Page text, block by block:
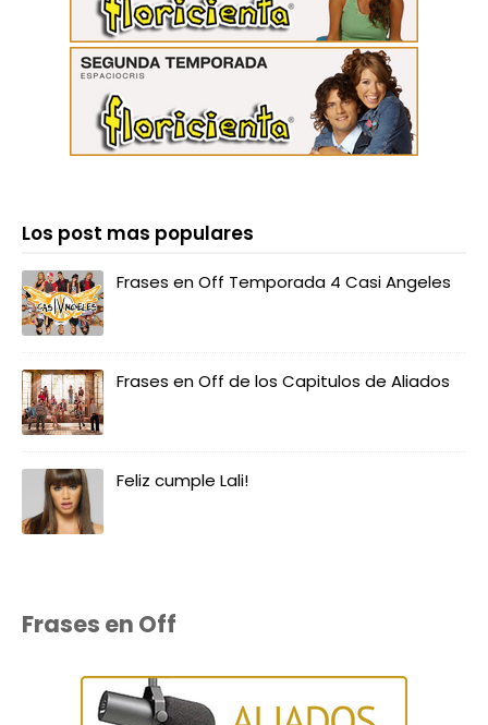
Los post mas populares
Frases en Off Temporada 4 Casi Angeles
Frases en Off de los Capitulos de Aliados
Feliz cumple Lali!
Frases en Off